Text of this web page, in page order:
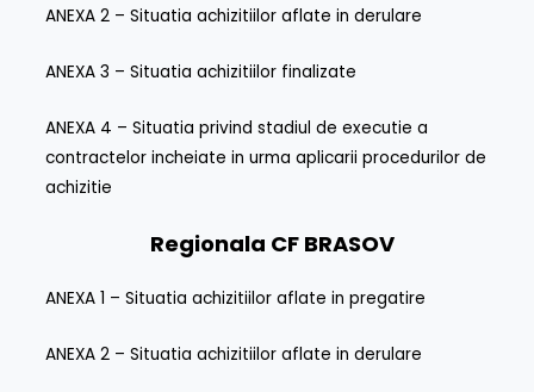
ANEXA 2 – Situatia achizitiilor aflate in derulare
ANEXA 3 – Situatia achizitiilor finalizate
ANEXA 4 – Situatia privind stadiul de executie a
contractelor incheiate in urma aplicarii procedurilor de
achizitie
Regionala CF BRASOV
ANEXA 1 – Situatia achizitiilor aflate in pregatire
ANEXA 2 – Situatia achizitiilor aflate in derulare